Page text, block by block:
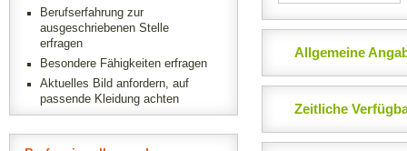
Berufserfahrung zur
ausgeschriebenen Stelle
erfragen
Besondere Fähigkeiten erfragen
Aktuelles Bild anfordern, auf
passende Kleidung achten
Allgemeine
Zeitliche